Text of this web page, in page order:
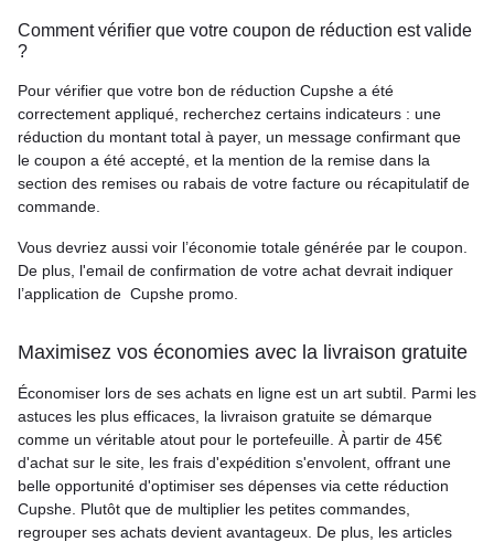
Comment vérifier que votre coupon de réduction est valide
?
Pour vérifier que votre bon de réduction Cupshe a été
correctement appliqué, recherchez certains indicateurs : une
réduction du montant total à payer, un message confirmant que
le coupon a été accepté, et la mention de la remise dans la
section des remises ou rabais de votre facture ou récapitulatif de
commande.
Vous devriez aussi voir l’économie totale générée par le coupon.
De plus, l'email de confirmation de votre achat devrait indiquer
l’application de Cupshe promo.
Maximisez vos économies avec la livraison gratuite
Économiser lors de ses achats en ligne est un art subtil. Parmi les
astuces les plus efficaces, la livraison gratuite se démarque
comme un véritable atout pour le portefeuille. À partir de 45€
d'achat sur le site, les frais d'expédition s'envolent, offrant une
belle opportunité d'optimiser ses dépenses via cette réduction
Cupshe. Plutôt que de multiplier les petites commandes,
regrouper ses achats devient avantageux. De plus, les articles